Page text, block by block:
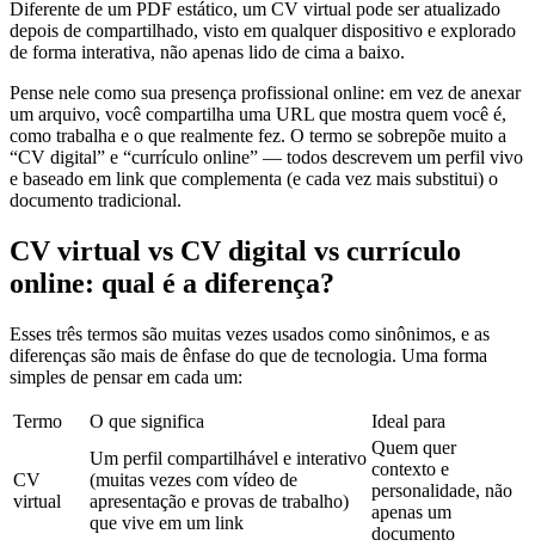
Diferente de um PDF estático, um CV virtual pode ser atualizado
depois de compartilhado, visto em qualquer dispositivo e explorado
de forma interativa, não apenas lido de cima a baixo.
Pense nele como sua presença profissional online: em vez de anexar
um arquivo, você compartilha uma URL que mostra quem você é,
como trabalha e o que realmente fez. O termo se sobrepõe muito a
“CV digital” e “currículo online” — todos descrevem um perfil vivo
e baseado em link que complementa (e cada vez mais substitui) o
documento tradicional.
CV virtual vs CV digital vs currículo
online: qual é a diferença?
Esses três termos são muitas vezes usados como sinônimos, e as
diferenças são mais de ênfase do que de tecnologia. Uma forma
simples de pensar em cada um:
Termo O que significa Ideal para
CV
virtual
Um perfil compartilhável e interativo
(muitas vezes com vídeo de
apresentação e provas de trabalho)
que vive em um link
Quem quer
contexto e
personalidade, não
apenas um
documento